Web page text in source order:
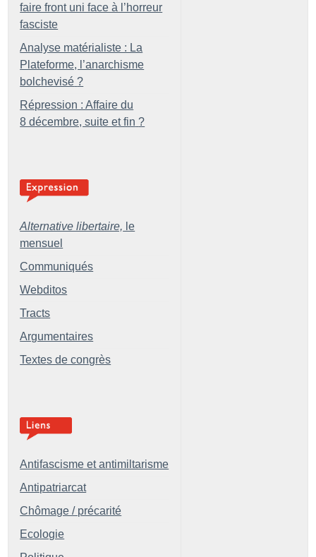
faire front uni face à l’horreur
fasciste
Analyse matérialiste : La
Plateforme, l’anarchisme
bolchevisé ?
Répression : Affaire du
8 décembre, suite et fin ?
Alternative libertaire, le
mensuel
Communiqués
Webditos
Tracts
Argumentaires
Textes de congrès
Antifascisme et antimiltarisme
Antipatriarcat
Chômage / précarité
Ecologie